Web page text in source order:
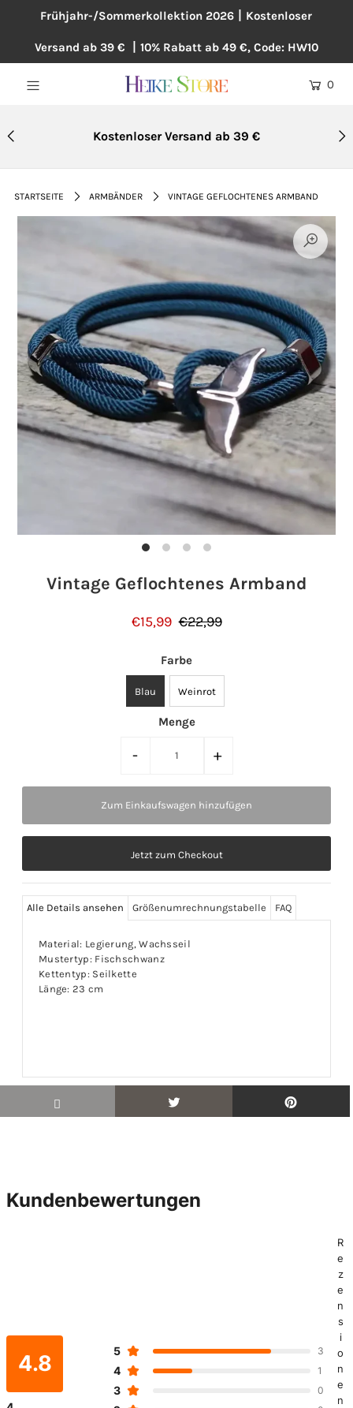
Frühjahr-/Sommerkollektion 2026丨Kostenloser
Versand ab 39 € 丨10% Rabatt ab 49 €, Code: HW10
0
Kostenloser Versand ab 39 €
STARTSEITE ARMBÄNDER VINTAGE GEFLOCHTENES ARMBAND
Vintage Geflochtenes Armband
€15,99 €22,99
Farbe
Blau Weinrot
Menge
- +
Jetzt zum Checkout
Alle Details ansehen Größenumrechnungstabelle FAQ
Material: Legierung, Wachsseil
Mustertyp: Fischschwanz
Kettentyp: Seilkette
Länge: 23 cm
Kundenbewertungen
4.8 5 3
4 1
3 0
R
e
z
e
n
s
i
o
n
e
n
ÜBERGRÖßE
BAUMWOLLE UND LEINEN
TOPSELLER
Einloggen oder Konto erstellen